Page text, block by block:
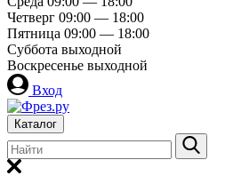
Четверг 09:00 — 18:00
Пятница 09:00 — 18:00
Суббота выходной
Воскресенье выходной
Вход
Каталог